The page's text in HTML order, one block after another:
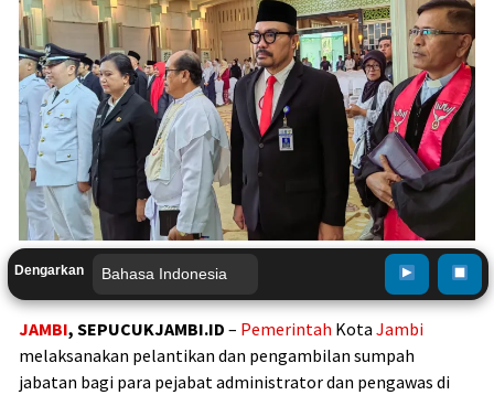
Dengarkan
JAMBI, SEPUCUKJAMBI.ID – Pemerintah Kota Jambi
melaksanakan pelantikan dan pengambilan sumpah
jabatan bagi para pejabat administrator dan pengawas di